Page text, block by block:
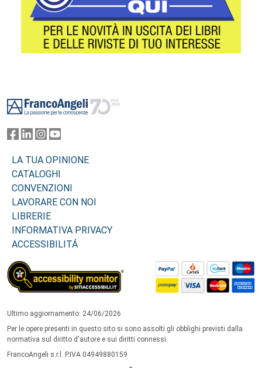
LA TUA OPINIONE
CATALOGHI
CONVENZIONI
LAVORARE CON NOI
LIBRERIE
INFORMATIVA PRIVACY
ACCESSIBILITÁ
Ultimo aggiornamento: 24/06/2026
Per le opere presenti in questo sito si sono assolti gli obblighi previsti dalla
normativa sul diritto d'autore e sui diritti connessi.
FrancoAngeli s.r.l. P.IVA 04949880159